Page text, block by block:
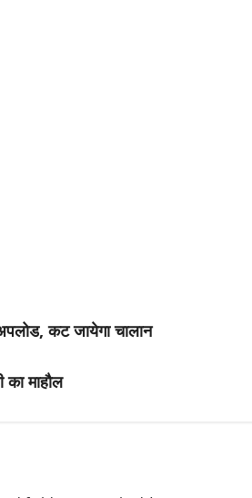
कट जायेगा चालान
का माहौल